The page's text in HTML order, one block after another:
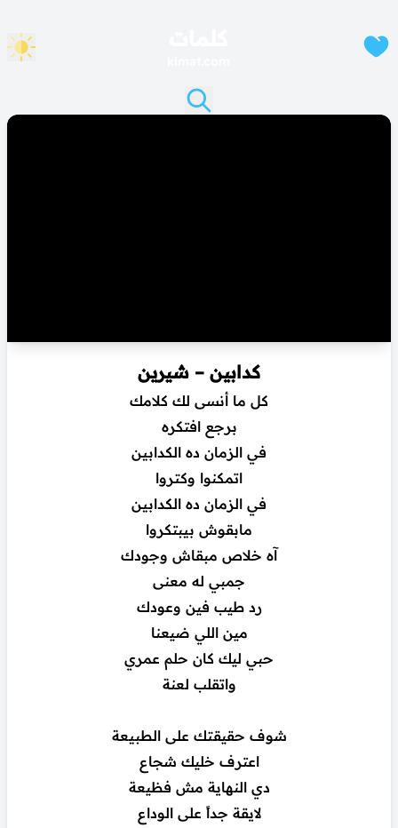
كدابين – شيرين
كل ما أنسى لك كلامك
برجع افتكره
في الزمان ده الكدابين
اتمكنوا وكتروا
في الزمان ده الكدابين
مابقوش بيبتكروا
آه خلاص مبقاش وجودك
جمبي له معنى
رد طيب فين وعودك
مين اللي ضيعنا
حبي ليك كان حلم عمري
واتقلب لعنة
شوف حقيقتك على الطبيعة
اعترف خليك شجاع
دي النهاية مش فظيعة
لايقة جداً على الوداع